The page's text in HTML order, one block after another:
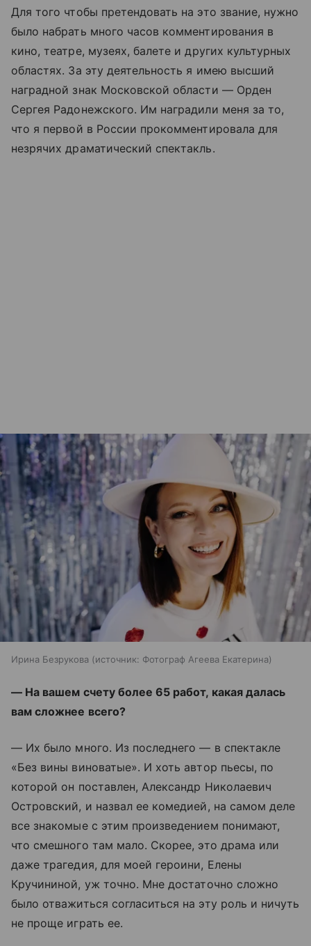
Для того чтобы претендовать на это звание, нужно
было набрать много часов комментирования в
кино, театре, музеях, балете и других культурных
областях. За эту деятельность я имею высший
наградной знак Московской области — Орден
Сергея Радонежского. Им наградили меня за то,
что я первой в России прокомментировала для
незрячих драматический спектакль.
Ирина Безрукова источник: Фотограф Агеева Екатерина
— На вашем счету более 65 работ, какая далась
вам сложнее всего?
— Их было много. Из последнего — в спектакле
«Без вины виноватые». И хоть автор пьесы, по
которой он поставлен, Александр Николаевич
Островский, и назвал ее комедией, на самом деле
все знакомые с этим произведением понимают,
что смешного там мало. Скорее, это драма или
даже трагедия, для моей героини, Елены
Кручининой, уж точно. Мне достаточно сложно
было отважиться согласиться на эту роль и ничуть
не проще играть ее.